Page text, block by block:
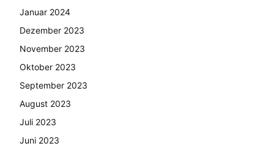
Januar 2024
Dezember 2023
November 2023
Oktober 2023
September 2023
August 2023
Juli 2023
Juni 2023